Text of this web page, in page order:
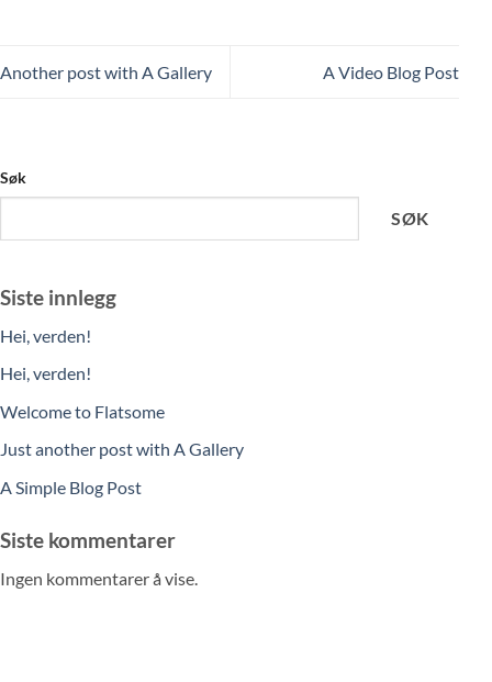
Another post with A Gallery A Video Blog Post
Søk
SØK
Siste innlegg
Hei, verden!
Hei, verden!
Welcome to Flatsome
Just another post with A Gallery
A Simple Blog Post
Siste kommentarer
Ingen kommentarer å vise.